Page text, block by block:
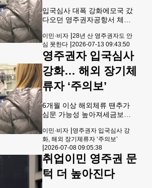
정부가 제공하는 복지혜택 이
용 여부를 영주권 심사에 반영
키로 했다. 이와 함께 영주권
신청서 'I-485' 개정도 예고하
면서 영주권 심사 기준에 상당
한 변화가 예상된다.연방이민
서비스국(USCIS)은 16일 이민
심사관들이
입국심사 대폭 강화에모국 갔
다오던 영주권자공항서 체포·
아 미국에서 28년 동안 합법적
으로 거주해 온 영주권자가 해
외여행을 마치고 귀국하던 중
공항에서 이민당국에 체포돼
추방 절차에 회부되는 사건이
발생했다.과거 10여 년 전의
경범죄와 교통위반 기록이 문
제가 된 것으로 알려지면서 한
인을 비롯한 영주권자들 사이
에서도 불안감이 커지고 있다.
시사주간지 뉴스위크에 따르
면 자메이카 국적의 영주권자
데이턴 안드레 린지는 지난 2
월 28일 자메이카에서 휴가를
마치고 시카고 오헤어 국제공
항으로 입국하던 중
이민·비자 |28년 산 영주권자도 안
심 못한다 |2026-07-13 09:43:50
영주권자 입국심사
강화… 해외 장기체
류자 ‘주의보’
6개월 이상 해외체류 땐추가
심문 가능성 높아져세금보고
빙서류 챙겨야 미국 영주권 소
지자가 장기간 해외에 머문 뒤
미국으로 입국할 경우 연방 세
관국경보호국(CBP)의 심사가
한층 까다로워질 수 있다는 전
문가들의 지적이 나오고 있다.
이민·비자 |영주권자 입국심사 강
화, 해외 장기체류자 ‘주의보’
|2026-07-08 09:05:38
취업이민 영주권 문
턱 더 높아진다